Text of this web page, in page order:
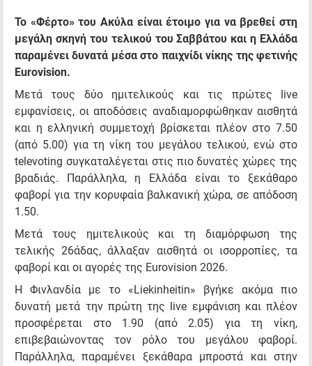
Το «Φέρτο» του Ακύλα είναι έτοιμο για να βρεθεί στη
μεγάλη σκηνή του τελικού του Σαββάτου και η Ελλάδα
παραμένει δυνατά μέσα στο παιχνίδι νίκης της φετινής
Eurovision.
Μετά τους δύο ημιτελικούς και τις πρώτες live
εμφανίσεις, οι αποδόσεις αναδιαμορφώθηκαν αισθητά
και η ελληνική συμμετοχή βρίσκεται πλέον στο 7.50
(από 5.00) για τη νίκη του μεγάλου τελικού, ενώ στο
televoting συγκαταλέγεται στις πιο δυνατές χώρες της
βραδιάς. Παράλληλα, η Ελλάδα είναι το ξεκάθαρο
φαβορί για την κορυφαία βαλκανική χώρα, σε απόδοση
1.50.
Μετά τους ημιτελικούς και τη διαμόρφωση της
τελικής 26άδας, άλλαξαν αισθητά οι ισορροπίες, τα
φαβορί και οι αγορές της Eurovision 2026.
Η Φινλανδία με το «Liekinheitin» βγήκε ακόμα πιο
δυνατή μετά την πρώτη της live εμφάνιση και πλέον
προσφέρεται στο 1.90 (από 2.05) για τη νίκη,
επιβεβαιώνοντας τον ρόλο του μεγάλου φαβορί.
Παράλληλα, παραμένει ξεκάθαρα μπροστά και στην